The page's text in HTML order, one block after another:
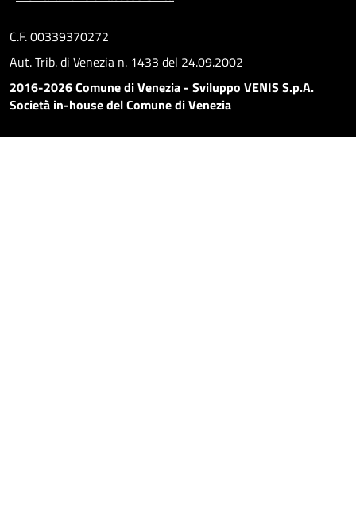
C.F. 00339370272
Aut. Trib. di Venezia n. 1433 del 24.09.2002
2016-2026 Comune di Venezia - Sviluppo VENIS S.p.A.
Società in-house del Comune di Venezia